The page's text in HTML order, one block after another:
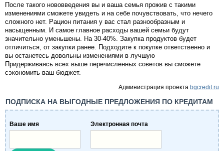
После такого нововведения вы и ваша семья прожив с такими
изменениями сможете увидеть и на себе почувствовать, что нечего
сложного нет. Рацион питания у вас стал разнообразным и
насыщенным. И самое главное расходы вашей семьи будут
значительно уменьшены. На 30-40%. Закупка продуктов будет
отличиться, от закупки ранее. Подходите к покупке ответственно и
вы останетесь довольны изменениями в лучшую
Придерживаясь всех выше перечисленных советов вы сможете
сэкономить ваш бюджет.
Администрация проекта bgcredit.ru
ПОДПИСКА НА ВЫГОДНЫЕ ПРЕДЛОЖЕНИЯ ПО КРЕДИТАМ
Ваше имя Электронная почта